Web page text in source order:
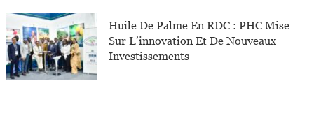
Huile De Palme En RDC : PHC Mise
Sur L’innovation Et De Nouveaux
Investissements